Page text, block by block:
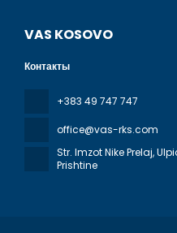
VAS KOSOVO
Контакты
+383 49 747 747
office@vas-rks.com
Str. Imzot Nike Prelaj,
Prishtine